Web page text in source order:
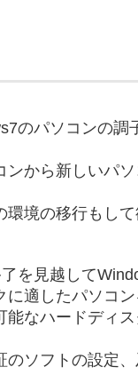
のパソコンの
ンから新しいパ
境の移行もして
を見越して
適したパソコン
能なハードディ
のソフトの設定